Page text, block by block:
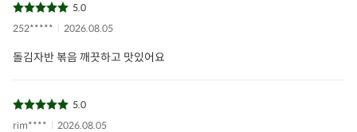
5.0
252*****
2026.08.05
돌김자반 볶음 깨끗하고 맛있어요
5.0
rim****
2026.08.05